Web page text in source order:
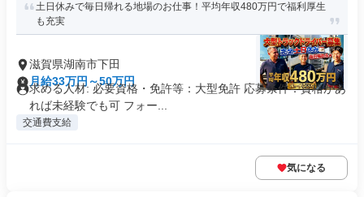
土日休みで毎日帰れる地場のお仕事！平均年収480万円で福利厚生
も充実
滋賀県湖南市下田
月給33万円～50万円
求める人材: 必要資格・免許等：大型免許 応募条件：資格があ
れば未経験でも可 フォー...
交通費支給
気になる